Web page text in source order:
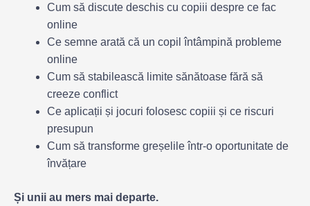
Cum să discute deschis cu copiii despre ce fac
online
Ce semne arată că un copil întâmpină probleme
online
Cum să stabilească limite sănătoase fără să
creeze conflict
Ce aplicații și jocuri folosesc copiii și ce riscuri
presupun
Cum să transforme greșelile într-o oportunitate de
învățare
Și unii au mers mai departe.